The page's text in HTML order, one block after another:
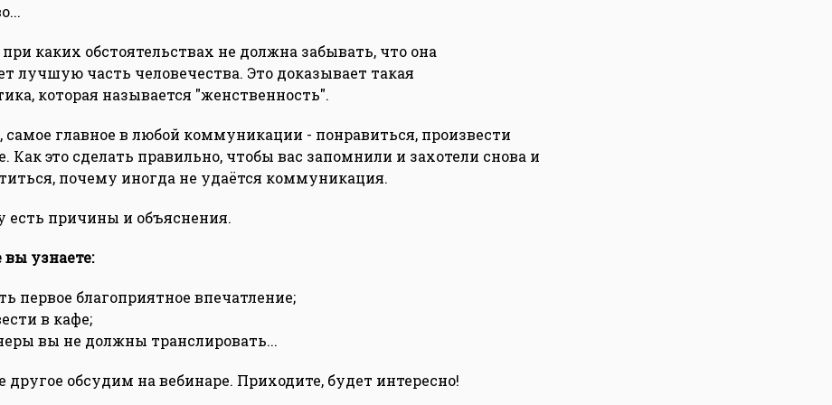
каких обстоятельствах не должна забывать, что она
лучшую часть человечества. Это доказывает такая
которая называется "женственность".
самое главное в любой коммуникации - понравиться, произвести
Как это сделать правильно, чтобы вас запомнили и захотели снова и
почему иногда не удаётся коммуникация.
есть причины и объяснения.
вы узнаете:
первое благоприятное впечатление;
в кафе;
вы не должны транслировать...
другое обсудим на вебинаре. Приходите, будет интересно!